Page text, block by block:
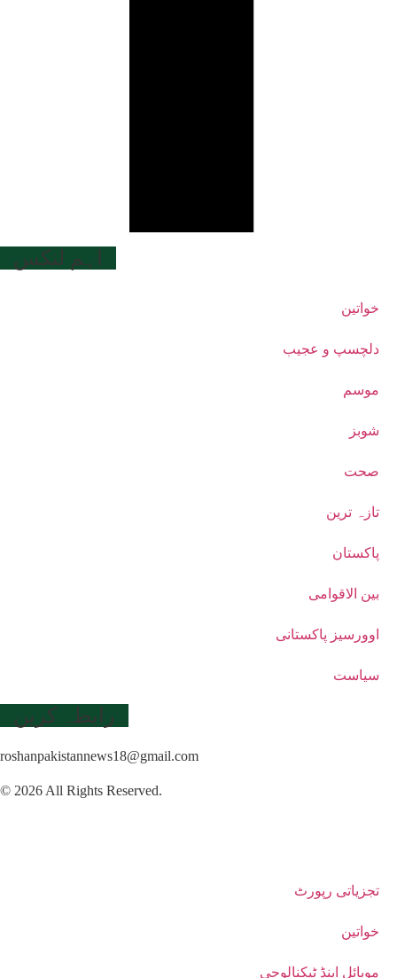
اہم لنکس
خواتین
دلچسپ و عجیب
موسم
شوبز
صحت
تازہ ترین
پاکستان
بین الاقوامی
اوورسیز پاکستانی
سیاست
رابطہ کریں
roshanpakistannews18@gmail.com
© 2026 All Rights Reserved.
تجزیاتی رپورٹ
خواتین
موبائل اینڈ ٹیکنالوجی